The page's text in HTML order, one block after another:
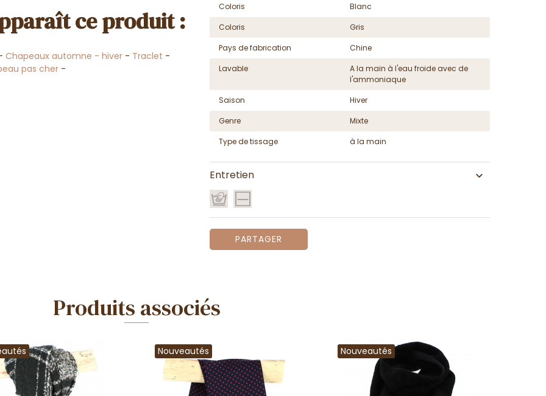
ce produit :
Chapeaux automne - hiver - Traclet -
pas cher-
Coloris
Blanc
Coloris
Gris
Pays de fabrication
Chine
Lavable
A la main à l'eau froide avec de
l'ammoniaque
Saison
Hiver
Genre
Mixte
Type de tissage
à la main
Entretien
PARTAGER
Produits associés
Nouveautés Nouveautés